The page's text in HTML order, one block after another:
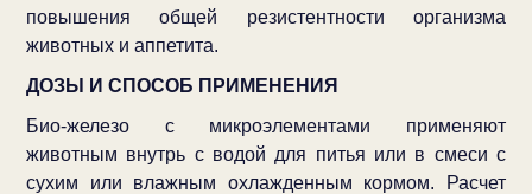
повышения общей резистентности организма
животных и аппетита.
ДОЗЫ И СПОСОБ ПРИМЕНЕНИЯ
Био-железо с микроэлементами применяют
животным внутрь с водой для питья или в смеси с
сухим или влажным охлажденным кормом. Расчет